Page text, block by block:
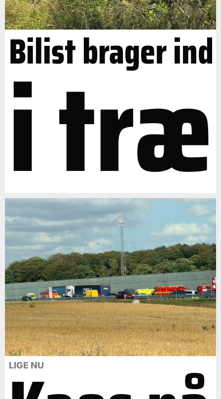
Bilist brager ind
i træ
LIGE NU